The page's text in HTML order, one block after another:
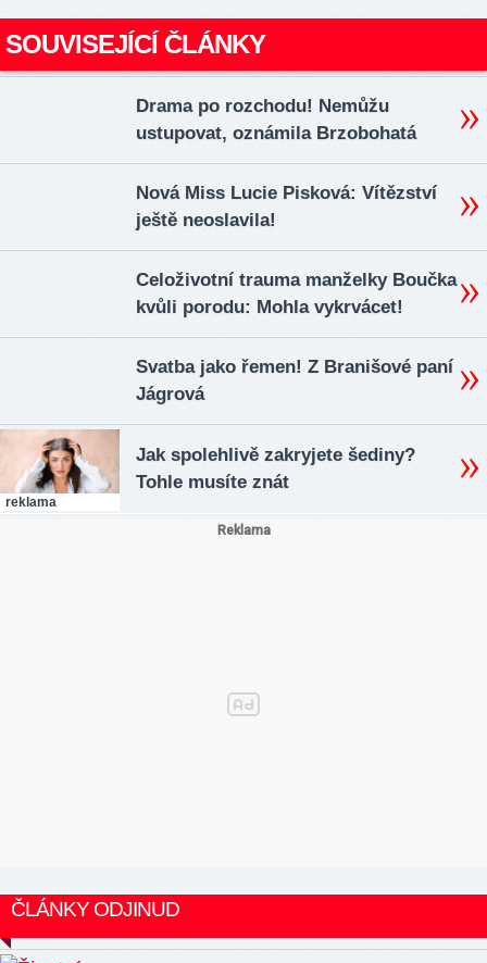
SOUVISEJÍCÍ ČLÁNKY
Drama po rozchodu! Nemůžu
ustupovat, oznámila Brzobohatá
Nová Miss Lucie Pisková: Vítězství
ještě neoslavila!
Celoživotní trauma manželky Boučka
kvůli porodu: Mohla vykrvácet!
Svatba jako řemen! Z Branišové paní
Jágrová
reklama
Jak spolehlivě zakryjete šediny?
Tohle musíte znát
ČLÁNKY ODJINUD